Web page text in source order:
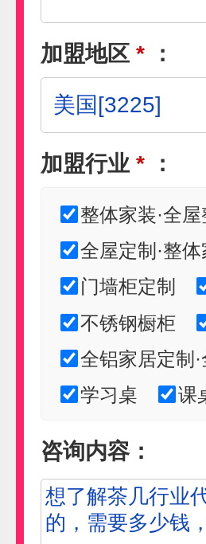
加盟地区 * ：
加盟行业 * ：
整体家装·全屋
全屋定制·整
门墙柜定制
不锈钢橱柜
全铝家居定制
学习桌
课
咨询内容：